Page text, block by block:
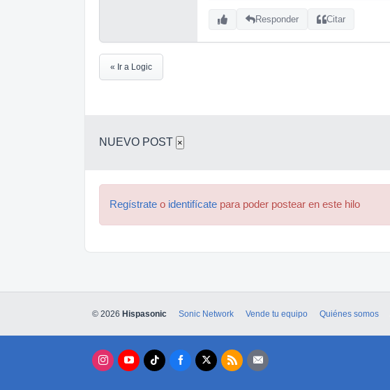
Responder Citar
« Ir a Logic
NUEVO POST ×
Regístrate o identifícate para poder postear en este hilo
© 2026 Hispasonic Sonic Network Vende tu equipo Quiénes somos